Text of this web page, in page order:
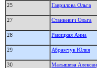
25 Гаврилова Ольга
27 Станкевич Ольга
28 Ракицкая Анна
29 Абрамчук Юлия
30 Малышева